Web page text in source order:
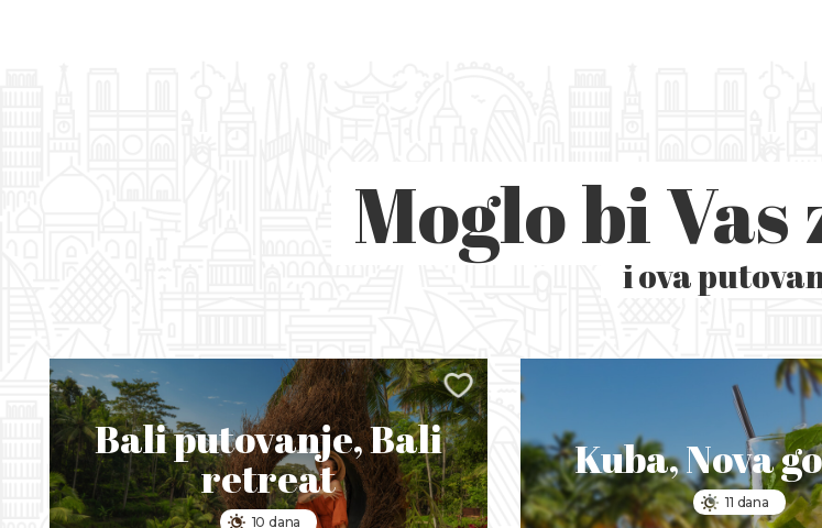
Moglo bi
i ova
Bali putovanje, Bali
retreat
10 dana
Kuba, Nova
11 dana